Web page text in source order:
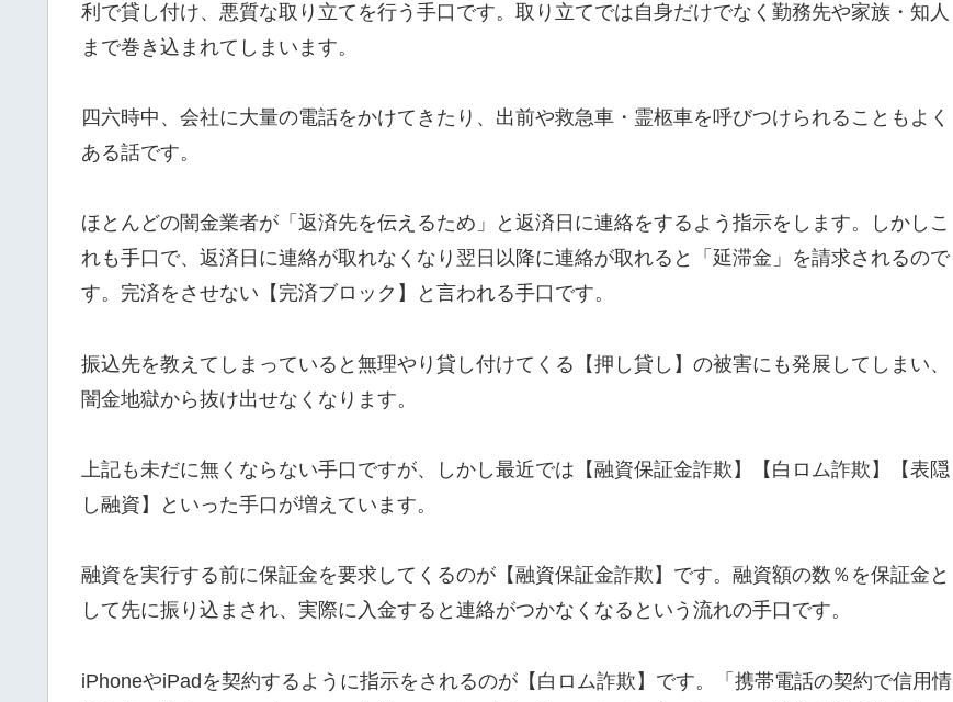
利で貸し付け、悪質な取り立てを行う手口です。取り立てでは自身だけでなく勤務先や家族・知人
まで巻き込まれてしまいます。
四六時中、会社に大量の電話をかけてきたり、出前や救急車・霊柩車を呼びつけられることもよく
ある話です。
ほとんどの闇金業者が「返済先を伝えるため」と返済日に連絡をするよう指示をします。しかしこ
れも手口で、返済日に連絡が取れなくなり翌日以降に連絡が取れると「延滞金」を請求されるので
す。完済をさせない【完済ブロック】と言われる手口です。
振込先を教えてしまっていると無理やり貸し付けてくる【押し貸し】の被害にも発展してしまい、
闇金地獄から抜け出せなくなります。
上記も未だに無くならない手口ですが、しかし最近では【融資保証金詐欺】【白ロム詐欺】【表隠
し融資】といった手口が増えています。
融資を実行する前に保証金を要求してくるのが【融資保証金詐欺】です。融資額の数％を保証金と
して先に振り込まされ、実際に入金すると連絡がつかなくなるという流れの手口です。
iPhoneやiPadを契約するように指示をされるのが【白ロム詐欺】です。「携帯電話の契約で信用情